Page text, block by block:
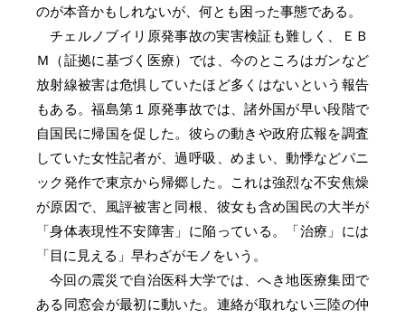
のが本音かもしれないが、何とも困った事態である。
チェルノブイリ原発事故の実害検証も難しく、ＥＢ
Ｍ（証拠に基づく医療）では、今のところはガンなど
放射線被害は危惧していたほど多くはないという報告
もある。福島第１原発事故では、諸外国が早い段階で
自国民に帰国を促した。彼らの動きや政府広報を調査
していた女性記者が、過呼吸、めまい、動悸などパニ
ック発作で東京から帰郷した。これは強烈な不安焦燥
が原因で、風評被害と同根、彼女も含め国民の大半が
「身体表現性不安障害」に陥っている。「治療」には
「目に見える」早わざがモノをいう。
今回の震災で自治医科大学では、へき地医療集団で
ある同窓会が最初に動いた。連絡が取れない三陸の仲